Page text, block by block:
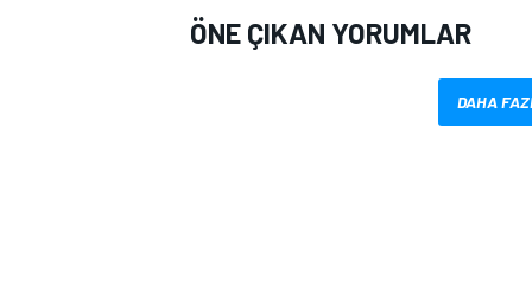
ÖNE ÇIKAN YORUMLAR
DAHA